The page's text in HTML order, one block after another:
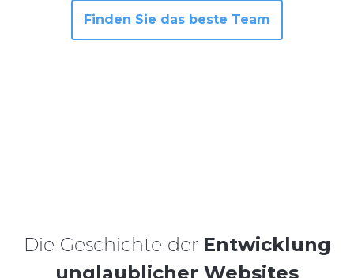
Finden Sie das beste Team
Die Geschichte der Entwicklung
unglaublicher Websites